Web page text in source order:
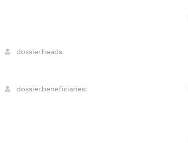
dossier.heads:
dossier.beneficiaries: